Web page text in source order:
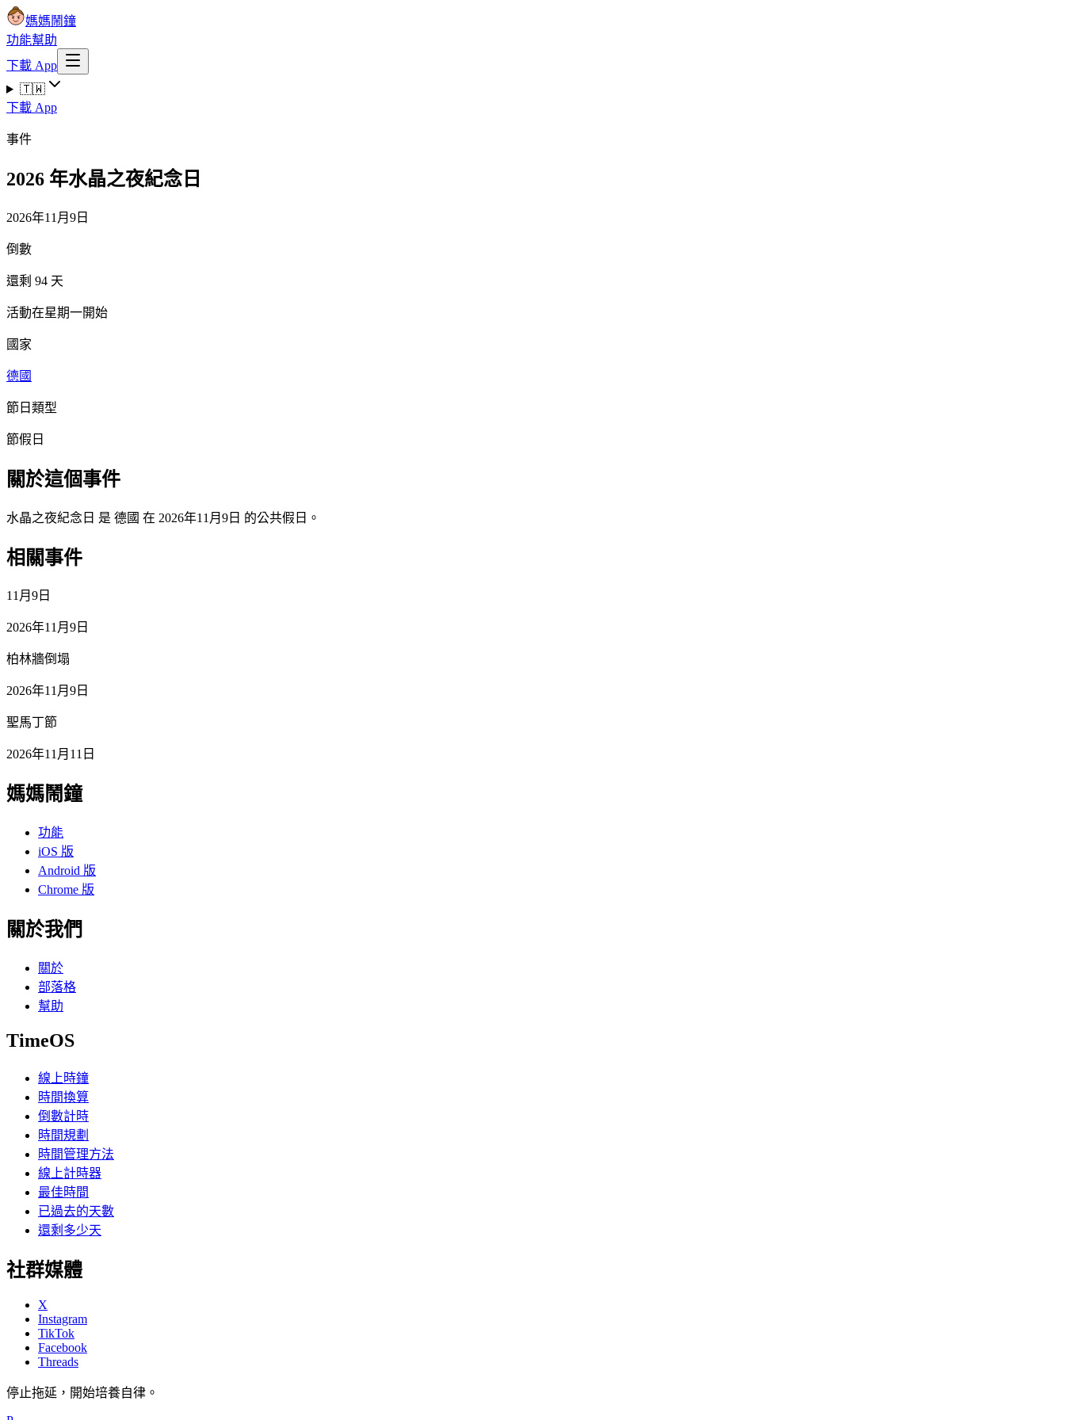
媽媽鬧鐘
功能幫助
下載 App
🇹🇼
下載 App
事件
2026 年水晶之夜紀念日
2026年11月9日
倒數
還剩 94 天
活動在星期一開始
國家
德國
節日類型
節假日
關於這個事件
水晶之夜紀念日 是 德國 在 2026年11月9日 的公共假日。
相關事件
11月9日
2026年11月9日
柏林牆倒塌
2026年11月9日
聖馬丁節
2026年11月11日
媽媽鬧鐘
功能
iOS 版
Android 版
Chrome 版
關於我們
關於
部落格
幫助
TimeOS
線上時鐘
時間換算
倒數計時
時間規劃
時間管理方法
線上計時器
最佳時間
已過去的天數
還剩多少天
社群媒體
X
Instagram
TikTok
Facebook
Threads
停止拖延，開始培養自律。